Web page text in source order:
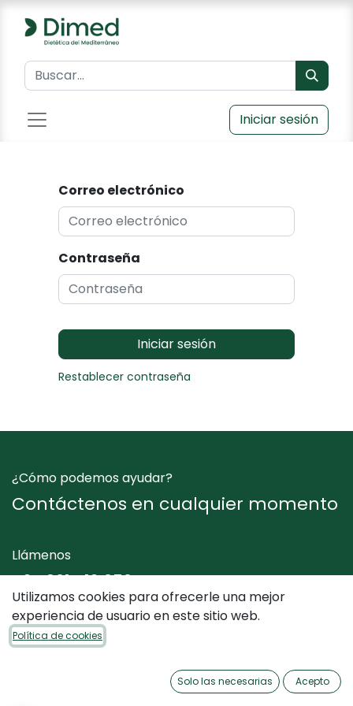
Iniciar sesión
Correo electrónico
Contraseña
Iniciar sesión
Restablecer contraseña
¿Cómo podemos ayudar?
Contáctenos en cualquier momento
Llámenos
+34 961 412 050
Envíenos un mensaje
Utilizamos cookies para ofrecerle una mejor
experiencia de usuario en este sitio web.
Política de cookies
Solo las necesarias Acepto